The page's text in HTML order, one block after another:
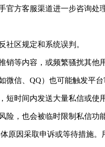
官方客服渠道进一步咨询处理
社区规定和系统误判。
销等内容，或频繁骚扰其他
微信、QQ）也可能触发平台
短时间内发送大量私信或使
险，也会被临时限制私信功
原因采取申诉或等待措施